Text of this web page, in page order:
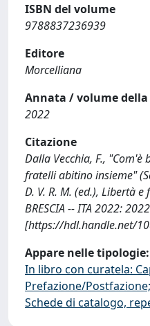
ISBN del volume
9788837236939
Editore
Morcelliana
Annata / volume della
2022
Citazione
Dalla Vecchia, F., "Com'è
fratelli abitino insieme"
D. V. R. M. (ed.), Libertà
BRESCIA -- ITA 2022:
[https://hdl.handle.net/
Appare nelle tipologie:
In libro con curatela:
Prefazione/
Schede di catalogo,